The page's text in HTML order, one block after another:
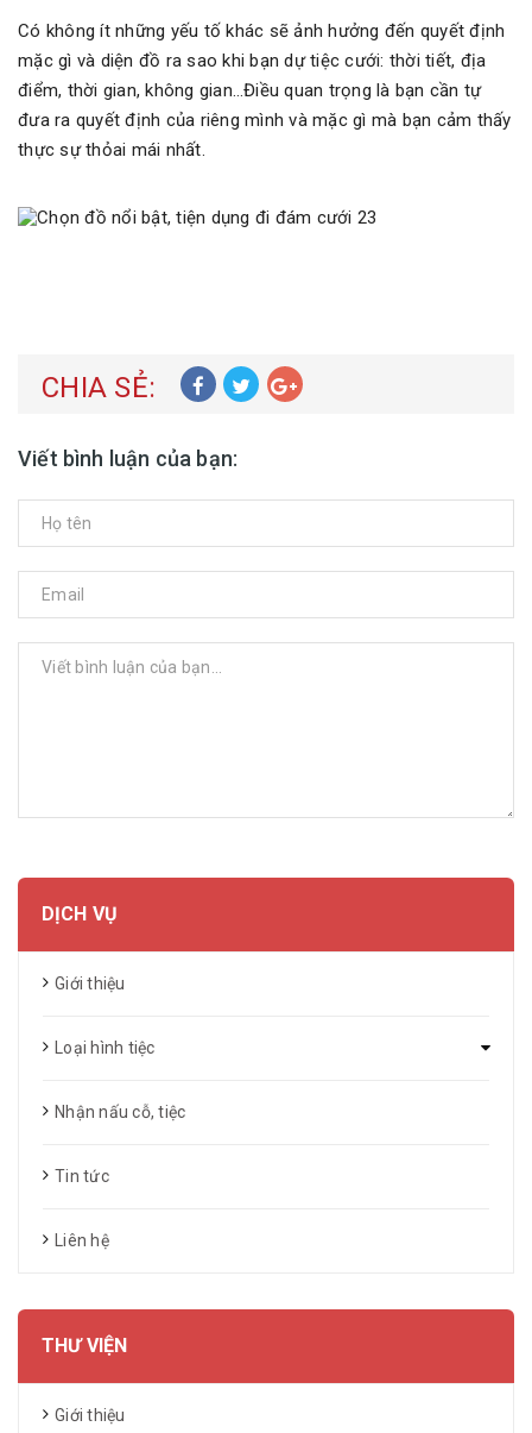
Có không ít những yếu tố khác sẽ ảnh hưởng đến quyết định
mặc gì và diện đồ ra sao khi bạn dự tiệc cưới: thời tiết, địa
điểm, thời gian, không gian…Điều quan trọng là bạn cần tự
đưa ra quyết định của riêng mình và mặc gì mà bạn cảm thấy
thực sự thỏai mái nhất.
CHIA SẺ:
Viết bình luận của bạn:
DỊCH VỤ
Giới thiệu
Loại hình tiệc
Nhận nấu cỗ, tiệc
Tin tức
Liên hệ
THƯ VIỆN
Giới thiệu